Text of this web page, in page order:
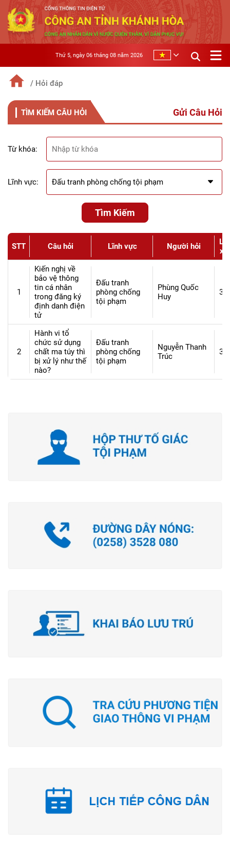
Thứ 5, ngày 06 tháng 08 năm 2026
/ Hỏi đáp
TÌM KIẾM CÂU HỎI Gửi Câu Hỏi
Từ khóa:
Lĩnh vực:
Tìm Kiếm
STT Câu hỏi Lĩnh vực Người hỏi
1
Kiến nghị về
bảo vệ thông
tin cá nhân
trong đăng ký
định danh điện
tử
Đấu tranh
phòng chống
tội phạm
Phùng Quốc
Huy
2
Hành vi tổ
chức sử dụng
chất ma túy thì
bị xử lý như thế
nào?
Đấu tranh
phòng chống
tội phạm
Nguyễn Thanh
Trúc